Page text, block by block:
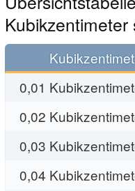
0,01
0,02
0,03
0,04